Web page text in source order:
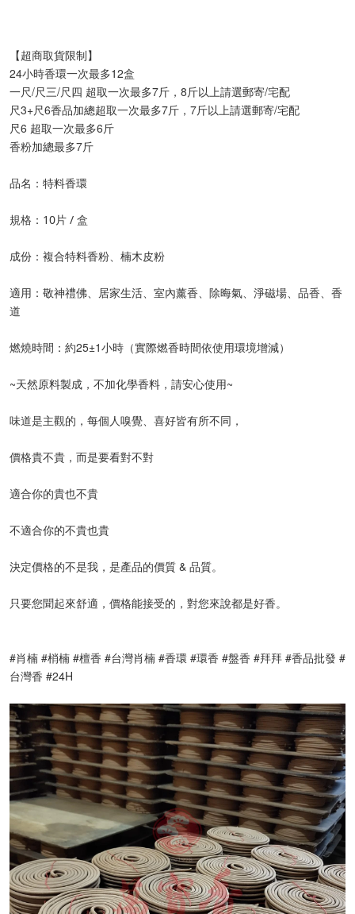
【超商取貨限制】
24小時香環一次最多12盒
一尺/尺三/尺四 超取一次最多7斤，8斤以上請選郵寄/宅配
尺3+尺6香品加總超取一次最多7斤，7斤以上請選郵寄/宅配
尺6 超取一次最多6斤
香粉加總最多7斤
品名：特料香環
規格：10片 / 盒
成份：複合特料香粉、楠木皮粉
適用：敬神禮佛、居家生活、室內薰香、除晦氣、淨磁場、品香、香
道
燃燒時間：約25±1小時（實際燃香時間依使用環境增減）
~天然原料製成，不加化學香料，請安心使用~
味道是主觀的，每個人嗅覺、喜好皆有所不同，
價格貴不貴，而是要看對不對
適合你的貴也不貴
不適合你的不貴也貴
決定價格的不是我，是產品的價質 & 品質。
只要您聞起來舒適，價格能接受的，對您來說都是好香。
#肖楠 #梢楠 #檀香 #台灣肖楠 #香環 #環香 #盤香 #拜拜 #香品批發 #
台灣香 #24H